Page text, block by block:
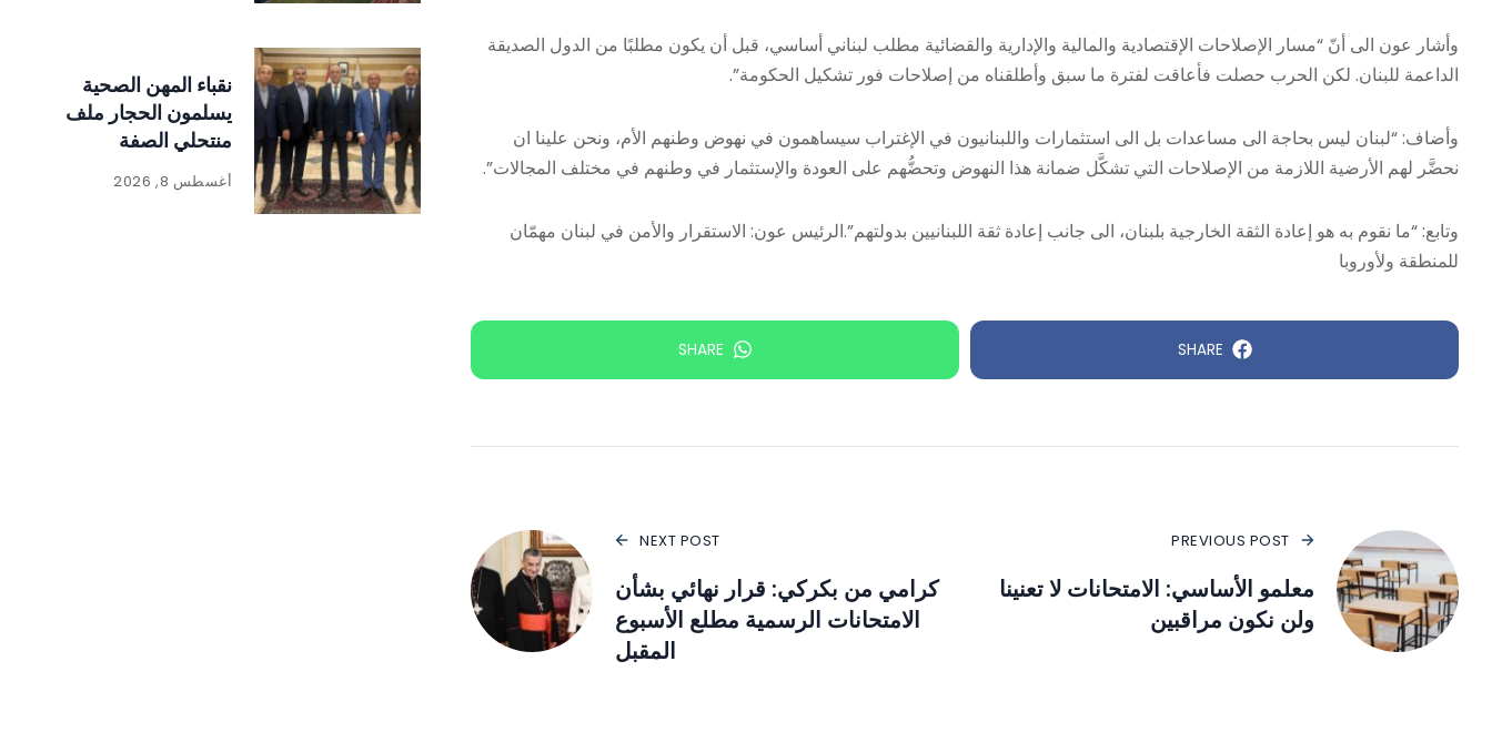
وأشار عون الى أنّ “مسار الإصلاحات الإقتصادية والمالية والإدارية والقضائية مطلب لبناني أساسي، قبل أن يكون مطلبًا من الدول الصديقة
الداعمة للبنان. لكن الحرب حصلت فأعاقت لفترة ما سبق وأطلقناه من إصلاحات فور تشكيل الحكومة”.
وأضاف: “لبنان ليس بحاجة الى مساعدات بل الى استثمارات واللبنانيون في الإغتراب سيساهمون في نهوض وطنهم الأم، ونحن علينا ان
نحضَّر لهم الأرضية اللازمة من الإصلاحات التي تشكَّل ضمانة هذا النهوض وتحضُّهم على العودة والإستثمار في وطنهم في مختلف المجالات”.
وتابع: “ما نقوم به هو إعادة الثقة الخارجية بلبنان، الى جانب إعادة ثقة اللبنانيين بدولتهم”.الرئيس عون: الاستقرار والأمن في لبنان مهمّان
للمنطقة ولأوروبا
SHARE
SHARE
PREVIOUS POST
معلمو الأساسي: الامتحانات لا تعنينا
ولن نكون مراقبين
NEXT POST
كرامي من بكركي: قرار نهائي بشأن
الامتحانات الرسمية مطلع الأسبوع
المقبل
نقباء المهن الصحية
يسلمون الحجار ملف
منتحلي الصفة
أغسطس 8, 2026